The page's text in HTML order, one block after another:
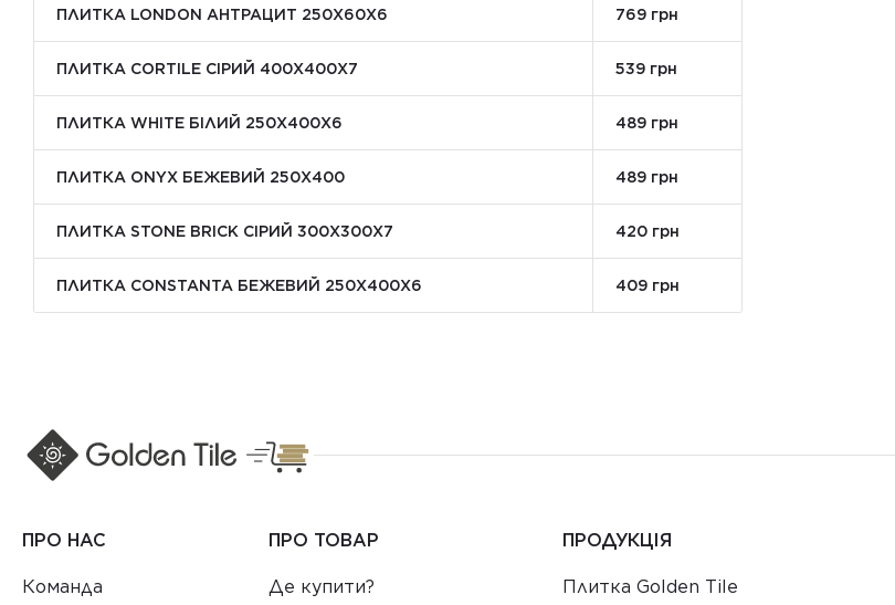
ПЛИТКА LONDON АНТРАЦИТ 250Х60Х6 769 грн
ПЛИТКА CORTILE СІРИЙ 400X400X7 539 грн
ПЛИТКА WHITE БІЛИЙ 250Х400Х6 489 грн
ПЛИТКА ONYX БЕЖЕВИЙ 250X400 489 грн
ПЛИТКА STONE BRICK СІРИЙ 300Х300X7 420 грн
ПЛИТКА CONSTANTA БЕЖЕВИЙ 250Х400X6 409 грн
ПРО НАС
Команда
ПРО ТОВАР
Де купити?
ПРОДУКЦІЯ
Плитка Golden Tile